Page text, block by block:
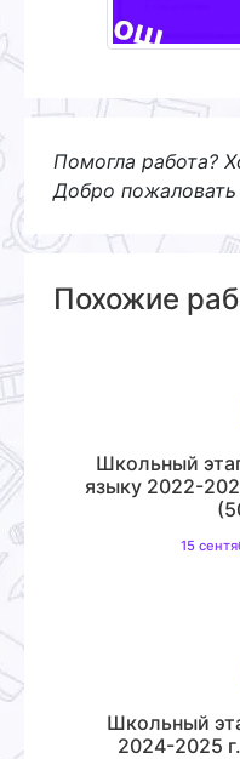
Помогла работа?
Добро пожаловать
Похожие
Школьный
языку 2022-
15
Школьный
2024-2025